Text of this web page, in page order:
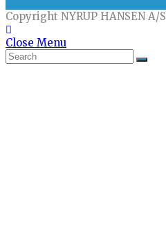
Copyright NYRUP HANSEN A/S
Close Menu